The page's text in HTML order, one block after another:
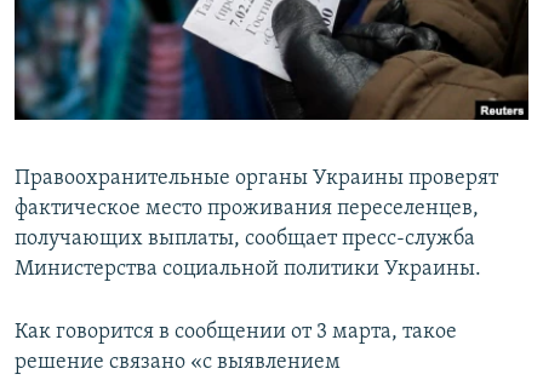
ПОБЕДИТЕЛЕЙ НЕ СУДЯТ?
КРЫМ.НЕПОКОРЕННЫЙ
ELIFBE
ПРИСОЕДИНЯЙТЕСЬ!
Все сайты RFE/RL
Правоохранительные органы Украины проверят
фактическое место проживания переселенцев,
получающих выплаты, сообщает пресс-служба
Министерства социальной политики Украины.
Как говорится в сообщении от 3 марта, такое
решение связано «с выявлением